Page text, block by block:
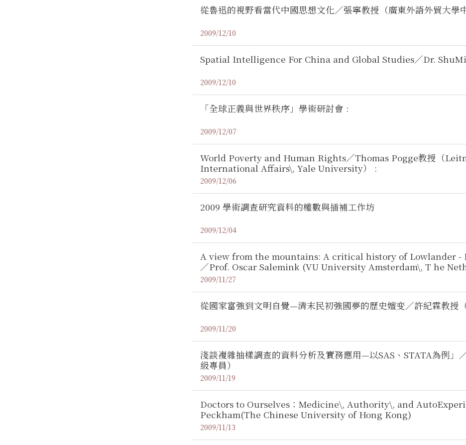
從魯迅的視野看當代中國思想文化／張寧教授（廣東外語外貿大學
2009/12/10
Spatial Intelligence For China and Global Studies／Dr.
2009/12/10
「全球正義與世界秩序」學術研討會 :
2009/12/07
World Poverty and Human Rights／Thomas Pogge教授（
International Affairs\, Yale University） :
2009/12/06
2009 學術調查研究資料的權數與插補工作坊
2009/12/04
A view from the mountains: A critical history of Lowlander
／Prof. Oscar Salemink (VU University Amsterdam\, T he
2009/11/27
從國家富強到文明自覺—清末民初強國夢的歷史嬗变／許紀霖教授
2009/11/20
淺談複雜抽樣調查的資料分析及實務應用—以SAS、STATA為例」
級專員）
2009/11/19
Doctors to Ourselves：Medicine\, Authority\, and
Peckham(The Chinese University of Hong Kong)
2009/11/13